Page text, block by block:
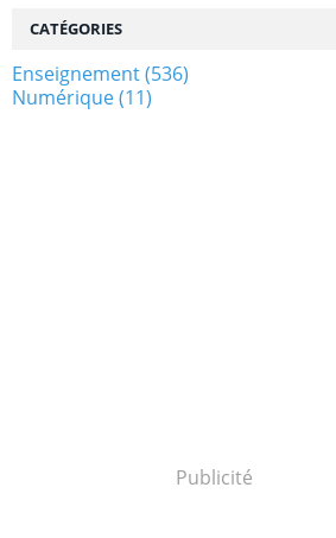
CATÉGORIES
Enseignement(536)
Numérique(11)
Publicité